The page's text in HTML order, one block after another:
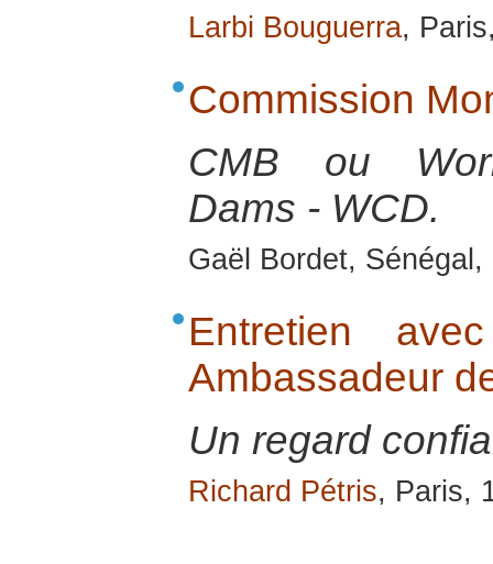
Larbi Bouguerra,
Commission
CMB ou
Dams - WCD.
Gaël Bordet,
Entretien
Ambassadeur
Un regard
Richard Pétris, Paris,